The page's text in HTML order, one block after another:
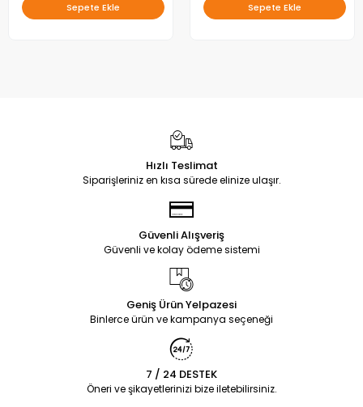
Sepete Ekle Sepete Ekle
Hızlı Teslimat
Siparişleriniz en kısa sürede elinize ulaşır.
Güvenli Alışveriş
Güvenli ve kolay ödeme sistemi
Geniş Ürün Yelpazesi
Binlerce ürün ve kampanya seçeneği
7 / 24 DESTEK
Öneri ve şikayetlerinizi bize iletebilirsiniz.